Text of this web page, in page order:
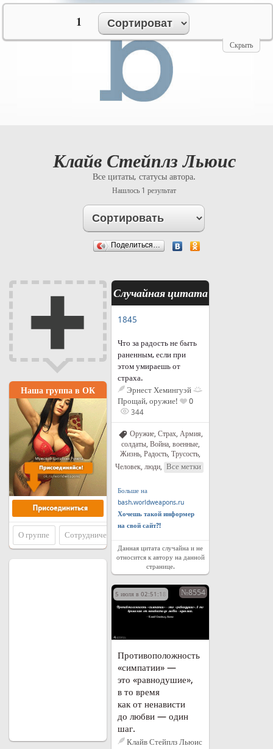
Клайв Стейплз Льюис
Все цитаты, статусы автора.
Нашлось 1 результат
Поделиться…
Случайная цитата
1845
Что за радость не быть
раненным, если при
этом умираешь от
страха.
Эрнест Хемингуэй
Прощай, оружие!
0
344
Оружие, Страх, Армия,
солдаты, Война, военные,
Жизнь Радость Трусость
Человек, люди
Все метки
Больше на
bash.worldweapons.ru
Хочешь такой информер
на свой сайт?!
Данная цитата случайна и не
относится к автору на данной
странице.
Наша группа в ОК
О группе Сотрудничество
5 июля в 02:51:18 №8554
Противоположность
«симпатии» —
это «равнодушие»,
в то время
как от ненависти
до любви — один
шаг.
Клайв Стейплз Льюис
Скрыть
1